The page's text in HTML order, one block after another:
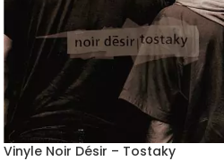
Vinyle Noir Désir – Tostaky